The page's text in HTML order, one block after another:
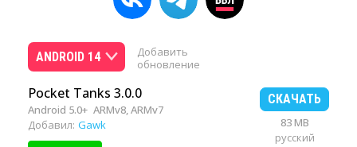
ANDROID 14
Добавить
обновление
Pocket Tanks 3.0.0
Android 5.0+ ARMv8, ARMv7
Добавил: Gawk
СКАЧАТЬ
83 MB
русский